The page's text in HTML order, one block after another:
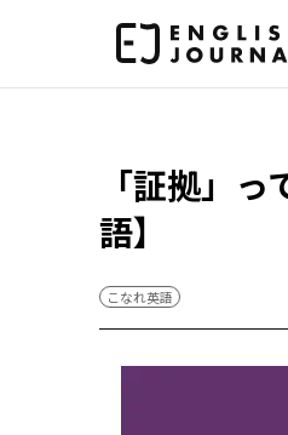
「証拠」
語】
こなれ英語